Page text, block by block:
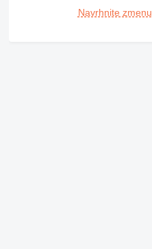
Navrhnite zmenu